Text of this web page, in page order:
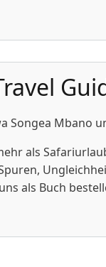
als
als Buch